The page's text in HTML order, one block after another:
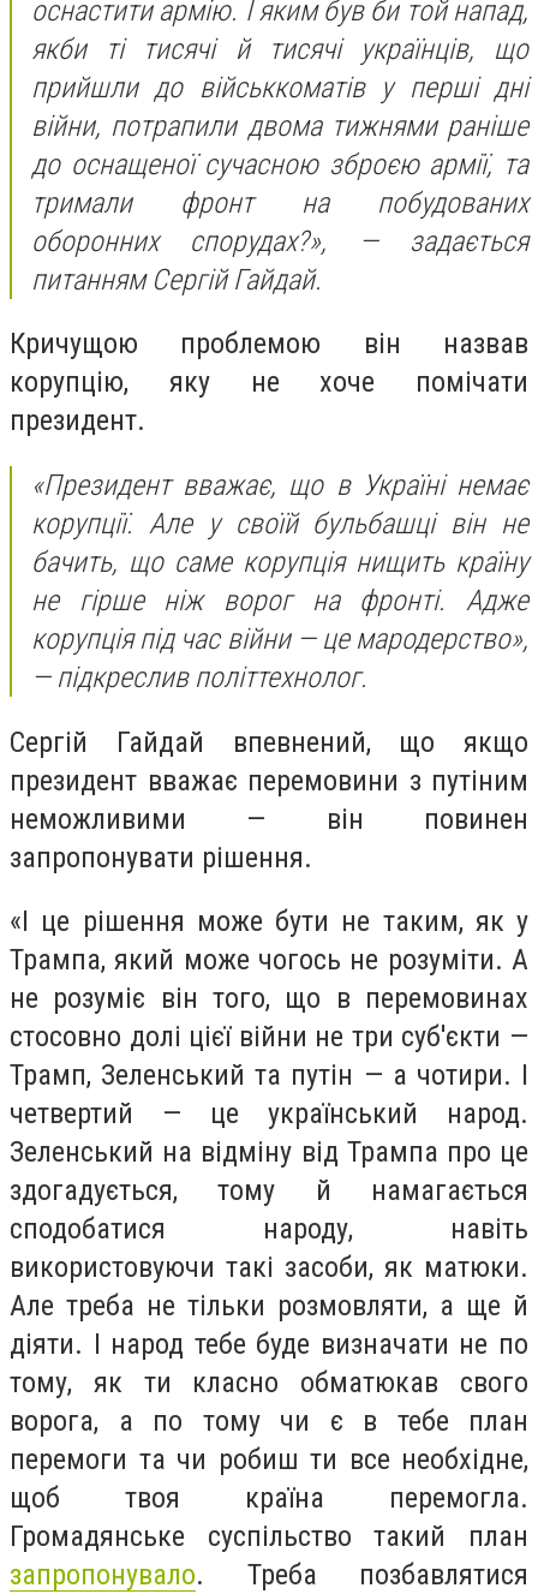
оснастити армію. І яким був би той напад,
якби ті тисячі й тисячі українців, що
прийшли до військкоматів у перші дні
війни, потрапили двома тижнями раніше
до оснащеної сучасною зброєю армії, та
тримали фронт на побудованих
оборонних спорудах?», — задається
питанням Сергій Гайдай.
Кричущою проблемою він назвав
корупцію, яку не хоче помічати
президент.
«Президент вважає, що в Україні немає
корупції. Але у своїй бульбашці він не
бачить, що саме корупція нищить країну
не гірше ніж ворог на фронті. Адже
корупція під час війни — це мародерство»,
— підкреслив політтехнолог.
Сергій Гайдай впевнений, що якщо
президент вважає перемовини з путіним
неможливими — він повинен
запропонувати рішення.
«І це рішення може бути не таким, як у
Трампа, який може чогось не розуміти. А
не розуміє він того, що в перемовинах
стосовно долі цієї війни не три суб'єкти —
Трамп, Зеленський та путін — а чотири. І
четвертий — це український народ.
Зеленський на відміну від Трампа про це
здогадується, тому й намагається
сподобатися народу, навіть
використовуючи такі засоби, як матюки.
Але треба не тільки розмовляти, а ще й
діяти. І народ тебе буде визначати не по
тому, як ти класно обматюкав свого
ворога, а по тому чи є в тебе план
перемоги та чи робиш ти все необхідне,
щоб твоя країна перемогла.
Громадянське суспільство такий план
запропонувало. Треба позбавлятися